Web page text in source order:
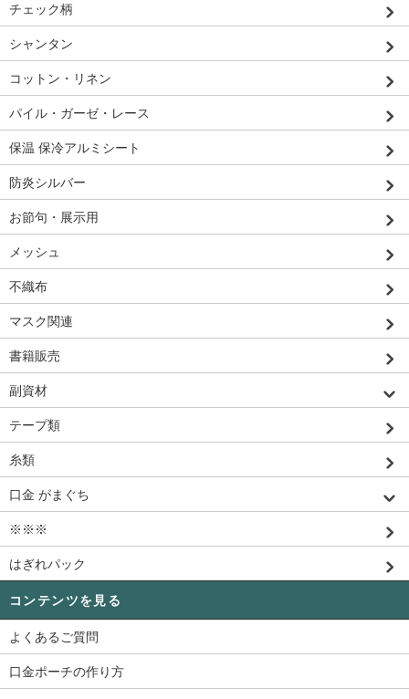
チェック柄
シャンタン
コットン・リネン
パイル・ガーゼ・レース
保温 保冷アルミシート
防炎シルバー
お節句・展示用
メッシュ
不織布
マスク関連
書籍販売
副資材
テープ類
糸類
口金 がまぐち
※※※
はぎれパック
コンテンツを見る
よくあるご質問
口金ポーチの作り方